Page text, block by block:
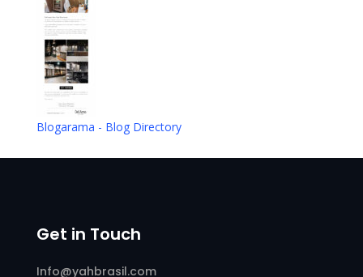
Blogarama - Blog Directory
Get in Touch
Info@yahbrasil.com